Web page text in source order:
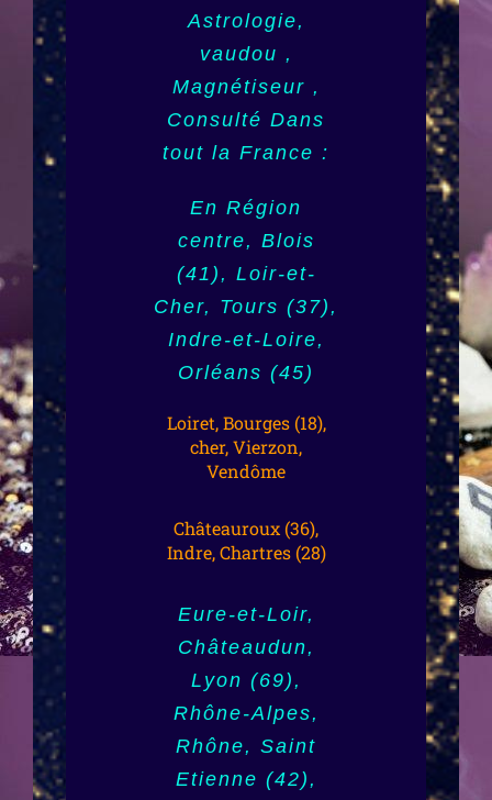
Astrologie,
vaudou ,
Magnétiseur ,
Consulté Dans
tout la France :
En Région
centre, Blois
(41), Loir-et-
Cher, Tours (37),
Indre-et-Loire,
Orléans (45)
Loiret, Bourges (18),
cher, Vierzon,
Vendôme
Châteauroux (36),
Indre, Chartres (28)
Eure-et-Loir,
Châteaudun,
Lyon (69),
Rhône-Alpes,
Rhône, Saint
Etienne (42),
Angoulême (16),
Charente, Poitou-
Charentes,
Poitiers (86),
(67)
Alsace, Bas-
Rhin, Haut-Rhin,
Mulhouse (68),
Colmar, Région
Toulon (83),
Tarbes (65),
Lourdes, Pau
(64), Bayonne,
Angers (49),
Vosges, Cholet,
Dax (47),
Maine-et-Loire, Doubs,
La Rochelle (17), Jura,
Corrèze, Brive-la-
,Tahiti, Papeete
(987), Outre mer,
Mayotte (976)
Nouvelle
Calédonie (988),
Monaco,
Toulouse,
(31),Haute
Garonne
(30), Lausanne,
Anvers,
Bruxelles-ville,
Gand, Montpelier
(34),
Hérault, Nice (06),
Alpes-Maritimes,